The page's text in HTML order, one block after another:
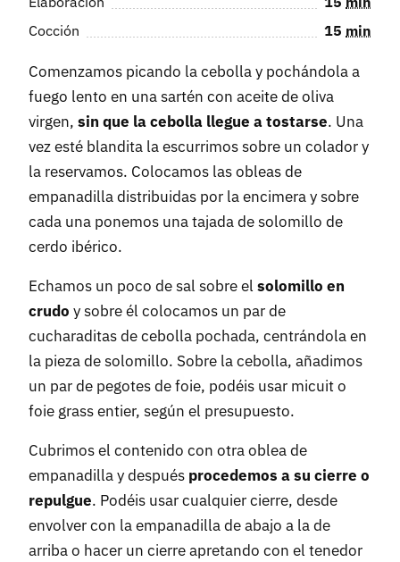
Cocción
15 min
Comenzamos picando la cebolla y pochándola a
fuego lento en una sartén con aceite de oliva
virgen, sin que la cebolla llegue a tostarse. Una
vez esté blandita la escurrimos sobre un colador y
la reservamos. Colocamos las obleas de
empanadilla distribuidas por la encimera y sobre
cada una ponemos una tajada de solomillo de
cerdo ibérico.
Echamos un poco de sal sobre el solomillo en
crudo y sobre él colocamos un par de
cucharaditas de cebolla pochada, centrándola en
la pieza de solomillo. Sobre la cebolla, añadimos
un par de pegotes de foie, podéis usar micuit o
foie grass entier, según el presupuesto.
Cubrimos el contenido con otra oblea de
empanadilla y después procedemos a su cierre o
repulgue. Podéis usar cualquier cierre, desde
envolver con la empanadilla de abajo a la de
arriba o hacer un cierre apretando con el tenedor